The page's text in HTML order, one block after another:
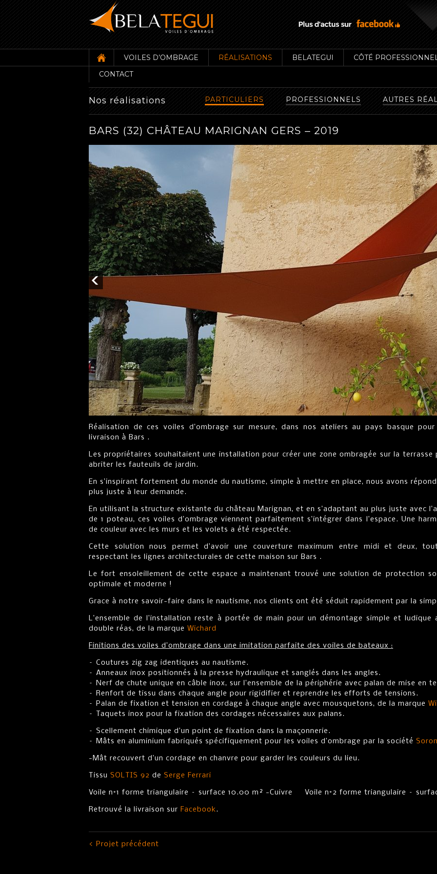
VOILES D’OMBRAGE RÉALISATIONS BELATEGUI
CÔTÉ
CONTACT
Nos réalisations PARTICULIERS PROFESSIONNELS AUTRES
BARS (32) CHÂTEAU MARIGNAN GERS – 2019
Réalisation de ces voiles d’ombrage sur mesure, dans nos ateliers au pays basque pour
livraison à Bars .
Les propriétaires souhaitaient une installation pour créer une zone ombragée sur la terrasse
abriter les fauteuils de jardin.
En s’inspirant fortement du monde du nautisme, simple à mettre en place, nous avons
plus juste à leur demande.
En utilisant la structure existante du château Marignan, et en s’adaptant au plus juste avec
de 1 poteau, ces voiles d’ombrage viennent parfaitement s’intégrer dans l’espace. Une
de couleur avec les murs et les volets a été respectée.
Cette solution nous permet d’avoir une couverture maximum entre midi et deux,
respectant les lignes architecturales de cette maison sur Bars .
Le fort ensoleillement de cette espace a maintenant trouvé une solution de protection
optimale et moderne !
Grace à notre savoir-faire dans le nautisme, nos clients ont été séduit rapidement par la
L’ensemble de l’installation reste à portée de main pour un démontage simple et
double réas, de la marque Wichard
Finitions des voiles d’ombrage dans une imitation parfaite des voiles de bateaux :
– Coutures zig zag identiques au nautisme.
– Anneaux inox positionnés à la presse hydraulique et sanglés dans les angles.
– Nerf de chute unique en câble inox, sur l’ensemble de la périphérie avec palan de mise en
– Renfort de tissu dans chaque angle pour rigidifier et reprendre les efforts de tensions.
– Palan de fixation et tension en cordage à chaque angle avec mousquetons, de la marque
– Taquets inox pour la fixation des cordages nécessaires aux palans.
– Scellement chimique d’un point de fixation dans la maçonnerie.
– Mâts en aluminium fabriqués spécifiquement pour les voiles d’ombrage par la société
-Mât recouvert d’un cordage en chanvre pour garder les couleurs du lieu.
Tissu SOLTIS 92 de Serge Ferrari
Voile n°1 forme triangulaire – surface 10.00 m² -Cuivre Voile n°2 forme triangulaire –
Retrouvé la livraison sur Facebook.
< Projet précédent